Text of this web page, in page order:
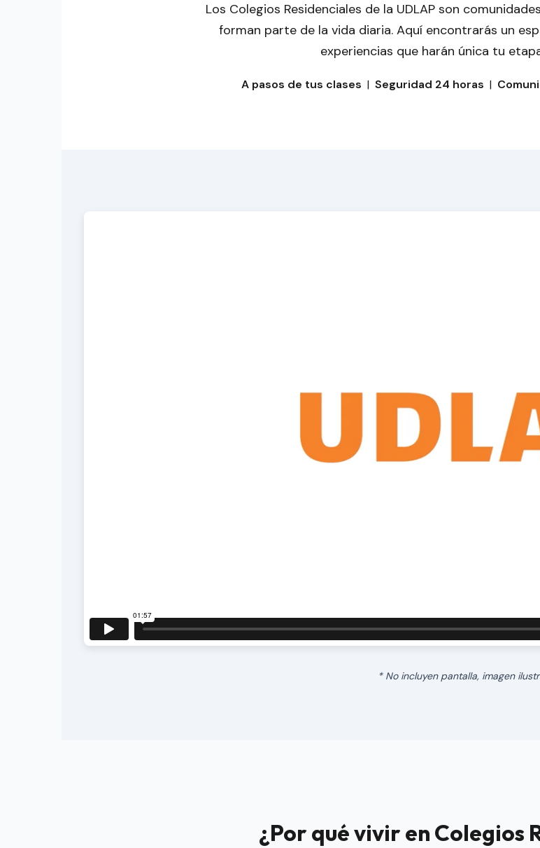
Los Colegios Residenciales de la UDLAP son
forman parte de la vida diaria. Aquí encontrarás un
experiencias que harán única tu
A pasos de tus clases | Seguridad 24 horas |
* No incluyen pantalla, imagen
¿Por qué vivir en Colegios